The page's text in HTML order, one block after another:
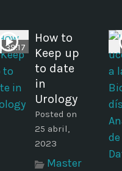
39:17
How to
Keep up
to date
in
Urology
Posted on
25 abril,
2023
Master